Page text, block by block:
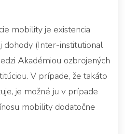
mobility je existencia
dohody (Inter-institutional
Akadémiou ozbrojených
V prípade, že takáto
je možné ju v prípade
mobility dodatočne